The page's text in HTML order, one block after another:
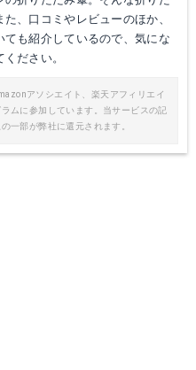
、口コミやレビューのほか、
も紹介しているので、気にな
ださい。
アソシエイト、楽天アフィリエイ
ムに参加しています。当サービスの記
一部が弊社に還元されます。